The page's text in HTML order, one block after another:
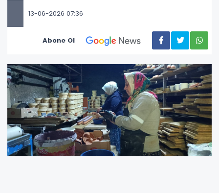
13-06-2026 07:36
Abone Ol